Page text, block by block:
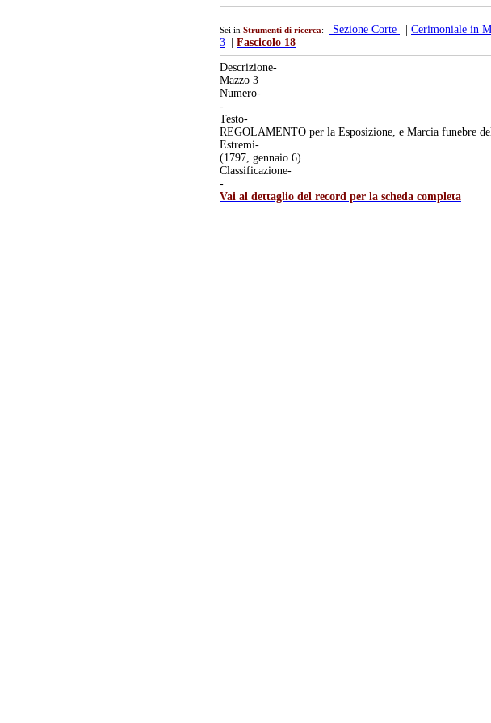
Sei in Strumenti di ricerca: Sezione Corte Cerimoniale in
3
Fascicolo 18
Descrizione-
Mazzo 3
Numero-
-
Testo-
REGOLAMENTO per la Esposizione, e Marcia funebre
Estremi-
(1797, gennaio 6)
Classificazione-
-
Vai al dettaglio del record per la scheda completa